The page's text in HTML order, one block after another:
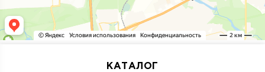
КАТАЛОГ